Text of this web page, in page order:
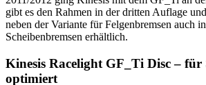
gibt es den Rahmen in der dritten Auflage
neben der Variante für Felgenbremsen auch
Scheibenbremsen erhältlich.
Kinesis Racelight GF_Ti Disc – für
optimiert